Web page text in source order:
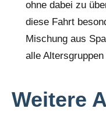
ohne dabei zu
diese Fahrt
Mischung aus
alle
Weitere